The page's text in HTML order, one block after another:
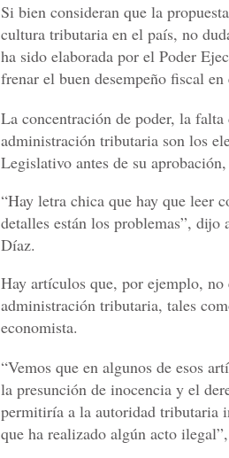
Si bien consideran que la
cultura tributaria en el país, no
ha sido elaborada por el Poder
frenar el buen desempeño fiscal en
La concentración de poder, la
administración tributaria son los
Legislativo antes de su
“Hay letra chica que hay que leer
detalles están los problemas”,
Díaz.
Hay artículos que, por ejemplo,
administración tributaria, tales
economista.
“Vemos que en algunos de esos
la presunción de inocencia y el
permitiría a la autoridad tributaria
que ha realizado algún acto